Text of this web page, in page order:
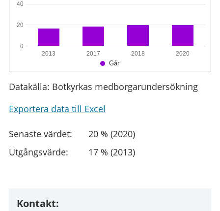
Går
2013 2017 2018 2020
0
20
40
Datakälla: Botkyrkas medborgarundersökning
Exportera data till Excel
Senaste värdet:
20 % (2020)
Utgångsvärde:
17 % (2013)
Kontakt: